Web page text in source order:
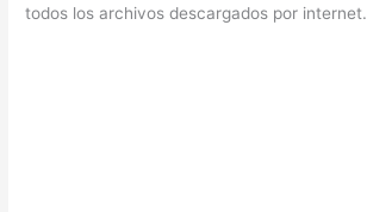
todos los archivos descargados por internet.